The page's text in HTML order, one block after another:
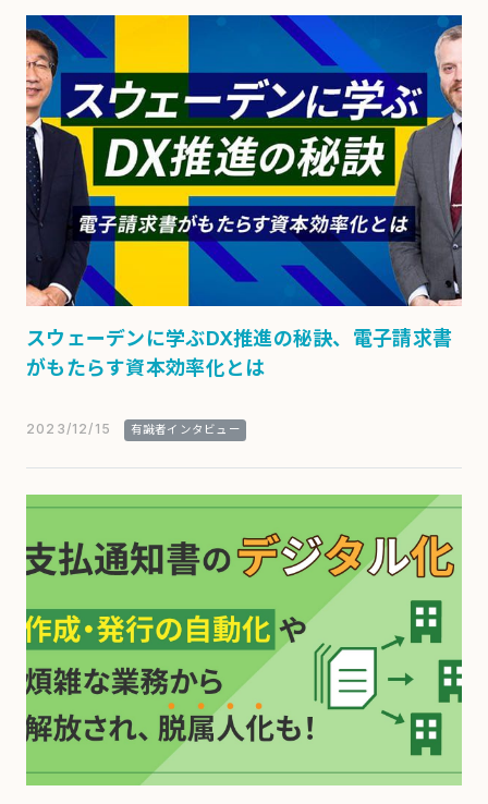
スウェーデンに学ぶDX推進の秘訣、電子請求書
がもたらす資本効率化とは
2023/12/15 有識者インタビュー